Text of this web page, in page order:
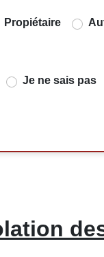
Propiétaire
Je ne sais pas